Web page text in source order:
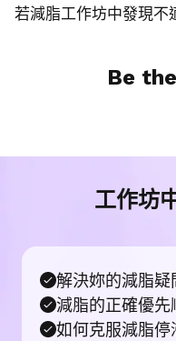
若減脂工作坊中發現不
Be
工作坊
解決妳的減脂疑
減脂的正確優先
如何克服減脂停